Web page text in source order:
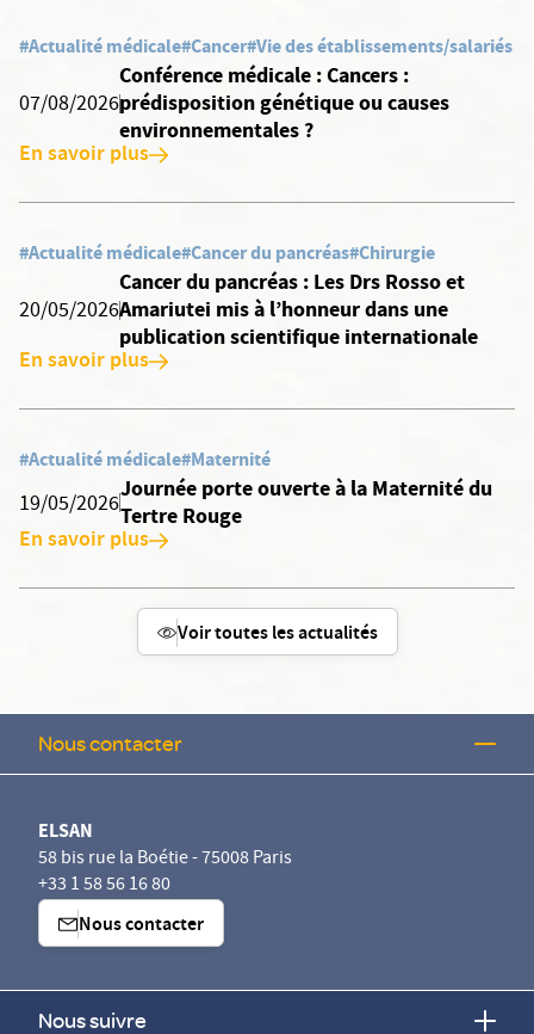
#Actualité médicale#Cancer#Vie des établissements/salariés
07/08/2026
Conférence médicale : Cancers :
prédisposition génétique ou causes
environnementales ?
En savoir plus
#Actualité médicale#Cancer du pancréas#Chirurgie
20/05/2026
Cancer du pancréas : Les Drs Rosso et
Amariutei mis à l’honneur dans une
publication scientifique internationale
En savoir plus
#Actualité médicale#Maternité
19/05/2026
Journée porte ouverte à la Maternité du
Tertre Rouge
En savoir plus
Voir toutes les actualités
Nous contacter
ELSAN
58 bis rue la Boétie - 75008 Paris
+33 1 58 56 16 80
Nous contacter
Nous suivre